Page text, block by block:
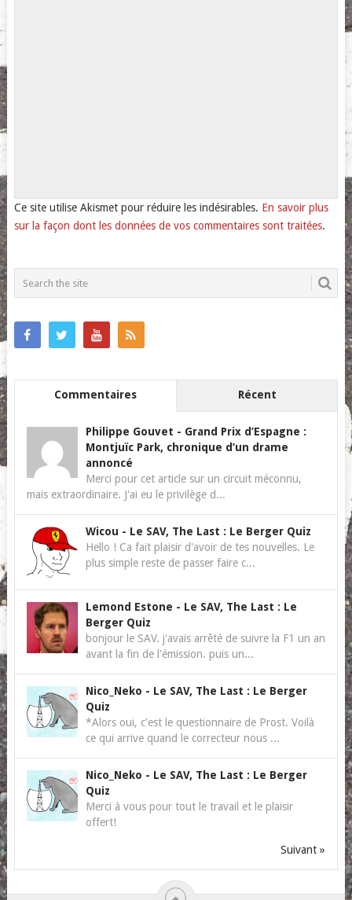
Ce site utilise Akismet pour réduire les indésirables. En savoir plus
sur la façon dont les données de vos commentaires sont traitées.
Commentaires Récent
Philippe Gouvet - Grand Prix d’Espagne :
Montjuïc Park, chronique d’un drame
annoncé
Merci pour cet article sur un circuit méconnu,
mais extraordinaire. J'ai eu le privilège d...
Wicou - Le SAV, The Last : Le Berger Quiz
Hello ! Ca fait plaisir d'avoir de tes nouvelles. Le
plus simple reste de passer faire c...
Lemond Estone - Le SAV, The Last : Le
Berger Quiz
bonjour le SAV. j'avais arrêté de suivre la F1 un an
avant la fin de l'émission. puis un...
Nico_Neko - Le SAV, The Last : Le Berger
Quiz
*Alors oui, c'est le questionnaire de Prost. Voilà
ce qui arrive quand le correcteur nous ...
Nico_Neko - Le SAV, The Last : Le Berger
Quiz
Merci à vous pour tout le travail et le plaisir
offert!
Suivant »